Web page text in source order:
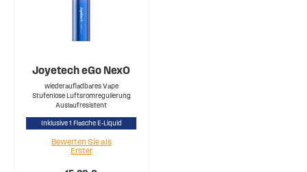
Joyetech eGo NexO
wiederaufladbares Vape
Stufenlose Luftsromregulierung
Auslaufresistent
Inklusive 1 Flasche E-Liquid
Bewerten Sie als
Erster